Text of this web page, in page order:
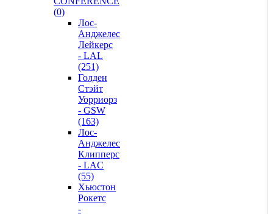
(0)
Лос-
Анджелес
Лейкерс
- LAL
(251)
Голден
Стэйт
Уорриорз
- GSW
(163)
Лос-
Анджелес
Клипперс
- LAC
(55)
Хьюстон
Рокетс
-